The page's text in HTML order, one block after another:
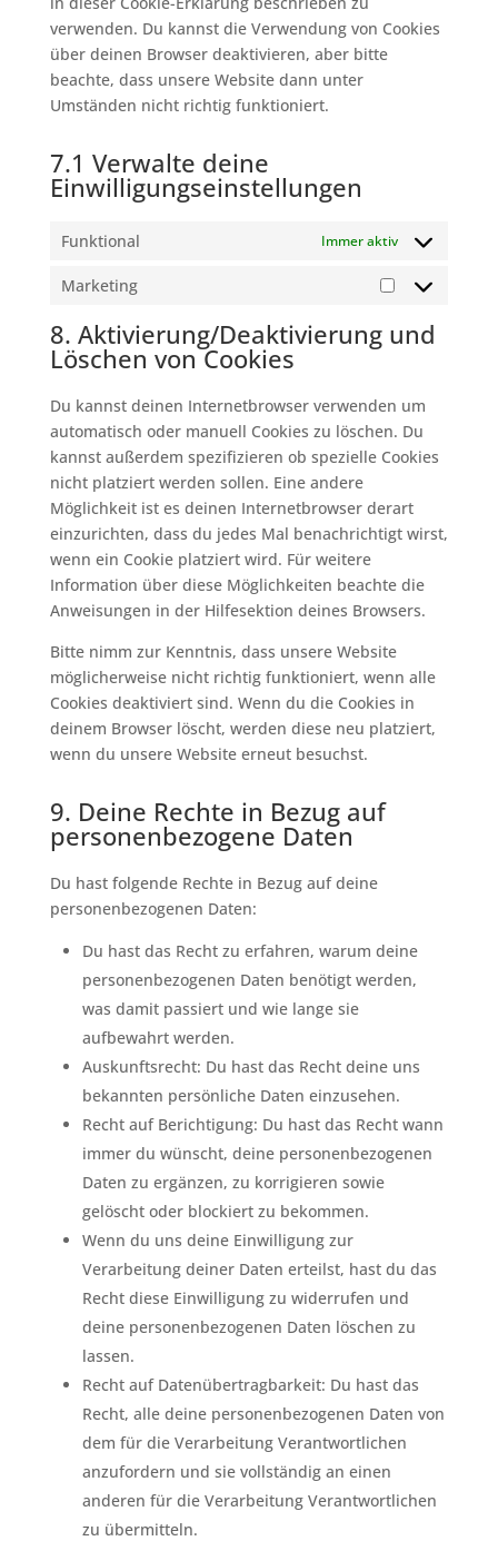
verwenden. Du kannst die Verwendung von Cookies
über deinen Browser deaktivieren, aber bitte
beachte, dass unsere Website dann unter
Umständen nicht richtig funktioniert.
7.1 Verwalte deine
Einwilligungseinstellungen
Funktional Immer aktiv
Marketing
Marketing
8. Aktivierung/Deaktivierung und
Löschen von Cookies
Du kannst deinen Internetbrowser verwenden um
automatisch oder manuell Cookies zu löschen. Du
kannst außerdem spezifizieren ob spezielle Cookies
nicht platziert werden sollen. Eine andere
Möglichkeit ist es deinen Internetbrowser derart
einzurichten, dass du jedes Mal benachrichtigt wirst,
wenn ein Cookie platziert wird. Für weitere
Information über diese Möglichkeiten beachte die
Anweisungen in der Hilfesektion deines Browsers.
Bitte nimm zur Kenntnis, dass unsere Website
möglicherweise nicht richtig funktioniert, wenn alle
Cookies deaktiviert sind. Wenn du die Cookies in
deinem Browser löscht, werden diese neu platziert,
wenn du unsere Website erneut besuchst.
9. Deine Rechte in Bezug auf
personenbezogene Daten
Du hast folgende Rechte in Bezug auf deine
personenbezogenen Daten:
Du hast das Recht zu erfahren, warum deine
personenbezogenen Daten benötigt werden,
was damit passiert und wie lange sie
aufbewahrt werden.
Auskunftsrecht: Du hast das Recht deine uns
bekannten persönliche Daten einzusehen.
Recht auf Berichtigung: Du hast das Recht wann
immer du wünscht, deine personenbezogenen
Daten zu ergänzen, zu korrigieren sowie
gelöscht oder blockiert zu bekommen.
Wenn du uns deine Einwilligung zur
Verarbeitung deiner Daten erteilst, hast du das
Recht diese Einwilligung zu widerrufen und
deine personenbezogenen Daten löschen zu
lassen.
Recht auf Datenübertragbarkeit: Du hast das
Recht, alle deine personenbezogenen Daten von
dem für die Verarbeitung Verantwortlichen
anzufordern und sie vollständig an einen
anderen für die Verarbeitung Verantwortlichen
zu übermitteln.